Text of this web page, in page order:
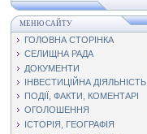
МЕНЮ САЙТУ
ГОЛОВНА СТОРІНКА
СЕЛИЩНА РАДА
ДОКУМЕНТИ
ІНВЕСТИЦІЙНА ДІЯЛЬНІСТЬ
ПОДІЇ, ФАКТИ, КОМЕНТАРІ
ОГОЛОШЕННЯ
ІСТОРІЯ, ГЕОГРАФІЯ